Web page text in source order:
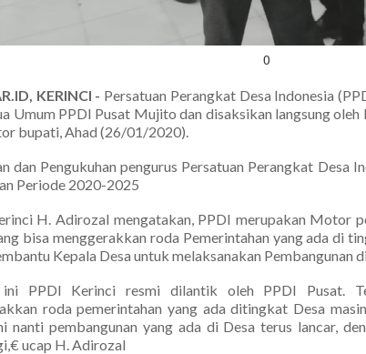
0
KERINCI - Persatuan Perangkat Desa Indonesia
Umum PPDI Pusat Mujito dan disaksikan langsung
bupati, Ahad (26/01/2020).
dan Pengukuhan pengurus Persatuan Perangkat Desa
Periode 2020-2025
H. Adirozal mengatakan, PPDI merupakan Motor
bisa menggerakkan roda Pemerintahan yang ada di
Kepala Desa untuk melaksanakan Pembangunan
PPDI Kerinci resmi dilantik oleh PPDI Pusat.
roda pemerintahan yang ada ditingkat Desa
nanti pembangunan yang ada di Desa terus lancar,
ucap H. Adirozal